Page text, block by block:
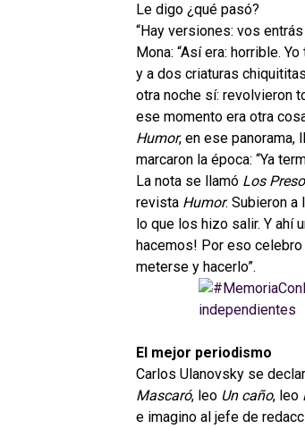
Le digo ¿qué pasó?
“Hay versiones: vos
Mona: “Así era: horrible.
y a dos criaturas
otra noche sí: revolvieron
ese momento era otra
Humor, en ese panorama,
marcaron la época: “Ya
La nota se llamó Los
revista Humor. Subieron a
lo que los hizo salir. Y ahí
hacemos! Por eso celebro
meterse y hacerlo”.
El mejor periodismo
Carlos Ulanovsky se
Mascaró, leo Un caño, leo
e imagino al jefe de